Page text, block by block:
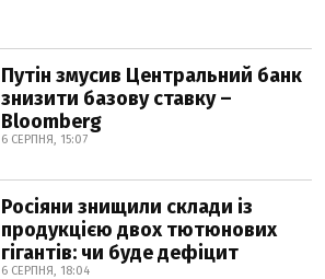
Путін змусив Центральний банк
знизити базову ставку –
Bloomberg
6 СЕРПНЯ, 15:07
Росіяни знищили склади із
продукцією двох тютюнових
гігантів: чи буде дефіцит
6 СЕРПНЯ, 18:04